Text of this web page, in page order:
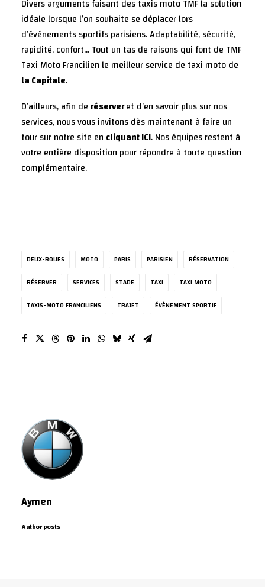
Divers arguments faisant des taxis moto TMF la solution
idéale lorsque l’on souhaite se déplacer lors
d’événements sportifs parisiens. Adaptabilité, sécurité,
rapidité, confort… Tout un tas de raisons qui font de TMF
Taxi Moto Francilien le meilleur service de taxi moto de
la Capitale.
D’ailleurs, afin de réserveret d’en savoir plus sur nos
services, nous vous invitons dès maintenant à faire un
tour sur notre site en cliquant ICI. Nos équipes restent à
votre entière disposition pour répondre à toute question
complémentaire.
DEUX-ROUES MOTO PARIS PARISIEN
RÉSERVATION
RÉSERVER
SERVICES STADE TAXI
TAXI MOTO
TAXIS-MOTO FRANCILIENS
TRAJET ÉVÈNEMENT SPORTIF
Aymen
Author posts